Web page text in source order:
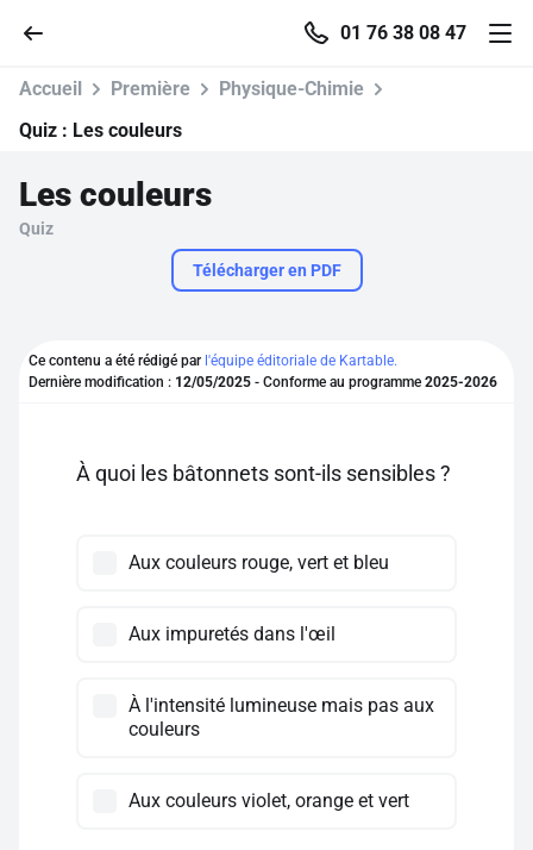
01 76 38 08 47
Accueil
Se connecter
S'inscrire gratuitement
Accueil Première
Physique-Chimie
Quiz : Les couleurs
Les couleurs
Quiz
Télécharger en PDF
Ce contenu a été rédigé par l'équipe éditoriale de Kartable.
Dernière modification : 12/05/2025 - Conforme au programme 2025-2026
À quoi les bâtonnets sont-ils sensibles ?
Aux couleurs rouge, vert et bleu
Aux impuretés dans l'œil
À l'intensité lumineuse mais pas aux
couleurs
Aux couleurs violet, orange et vert